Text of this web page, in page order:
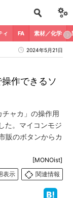
ィ FA 素材／化学
2024年5月21日
作できるソ
ャカ」の操作用
た。マイコンモジ
販のボタンからカ
[MONOist]
表示
関連情報